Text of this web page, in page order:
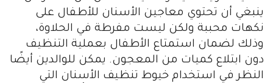
ينبغي أن تحتوي معاجين الأسنان للأطفال على
نكهات محببة ولكن ليست مفرطة في الحلاوة،
وذلك لضمان استمتاع الأطفال بعملية التنظيف
دون ابتلاع كميات من المعجون. يمكن للوالدين أيضًا
النظر في استخدام خيوط تنظيف الأسنان التي